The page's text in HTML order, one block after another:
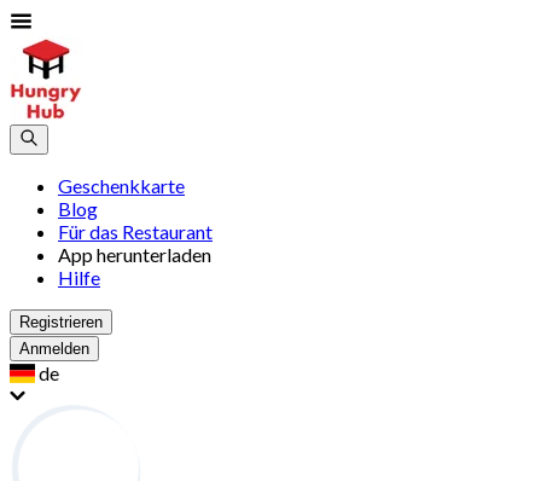
Geschenkkarte
Blog
Für das Restaurant
App herunterladen
Hilfe
Registrieren
Anmelden
de